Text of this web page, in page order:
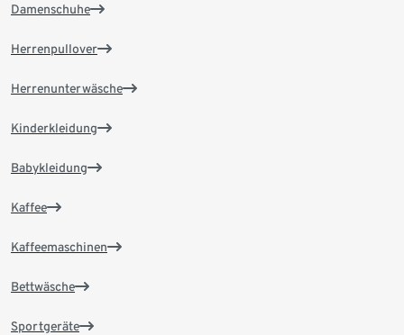
Damenschuhe
Herrenpullover
Herrenunterwäsche
Kinderkleidung
Babykleidung
Kaffee
Kaffeemaschinen
Bettwäsche
Sportgeräte